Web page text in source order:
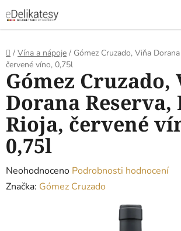
na
obsah
Domů
/ Vína a nápoje / Gómez Cruzado, Viňa
červené víno, 0,75l
Gómez Cruzado,
Dorana Reserva,
Rioja, červené
0,75l
Průměrné
hodnocení
Neohodnoceno Podrobnosti hodnocení
Značka: Gómez Cruzado